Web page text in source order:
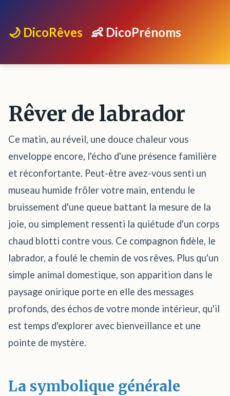
🌙 DicoRêves 👶 DicoPrénoms
Rêver de labrador
Ce matin, au réveil, une douce chaleur vous
enveloppe encore, l'écho d'une présence familière
et réconfortante. Peut-être avez-vous senti un
museau humide frôler votre main, entendu le
bruissement d'une queue battant la mesure de la
joie, ou simplement ressenti la quiétude d'un corps
chaud blotti contre vous. Ce compagnon fidèle, le
labrador, a foulé le chemin de vos rêves. Plus qu'un
simple animal domestique, son apparition dans le
paysage onirique porte en elle des messages
profonds, des échos de votre monde intérieur, qu'il
est temps d'explorer avec bienveillance et une
pointe de mystère.
La symbolique générale